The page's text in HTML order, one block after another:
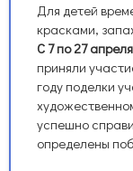
Для детей
красками,
С 7 по 27
приняли
году поделки
успешно
определены